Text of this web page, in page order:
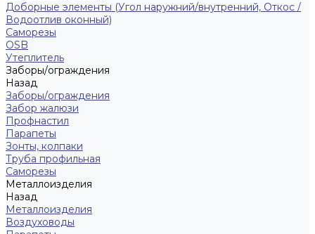
Доборные элементы (Угол наружний/внутренний, Откос /
Водоотлив оконный)
Саморезы
OSB
Утеплитель
Заборы/ограждения
Назад
Заборы/ограждения
Забор жалюзи
Профнастил
Парапеты
Зонты, колпаки
Труба профильная
Саморезы
Металлоизделия
Назад
Металлоизделия
Воздуховоды